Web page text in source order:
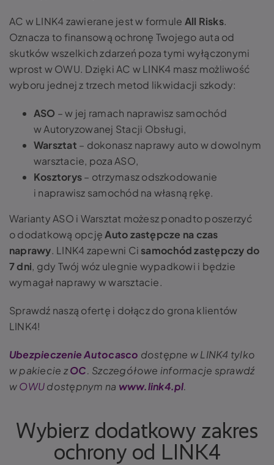
AC w LINK4 zawierane jest w formule All Risks.
Oznacza to finansową ochronę Twojego auta od
skutków wszelkich zdarzeń poza tymi wyłączonymi
wprost w OWU. Dzięki AC w LINK4 masz możliwość
wyboru jednej z trzech metod likwidacji szkody:
ASO – w jej ramach naprawisz samochód
w Autoryzowanej Stacji Obsługi,
Warsztat – dokonasz naprawy auto w dowolnym
warsztacie, poza ASO,
Kosztorys– otrzymasz odszkodowanie
i naprawisz samochód na własną rękę.
Warianty ASO i Warsztat możesz ponadto poszerzyć
o dodatkową opcjęAuto zastępcze na czas
naprawy. LINK4 zapewni Ci samochód zastępczy do
7 dni, gdy Twój wóz ulegnie wypadkowi i będzie
wymagał naprawy w warsztacie.
Sprawdź naszą ofertę i dołącz do grona klientów
LINK4!
Ubezpieczenie Autocasco dostępne w LINK4 tylko
w pakiecie zOC. Szczegółowe informacje sprawdź
wOWUdostępnym na www.link4.pl.
Wybierz dodatkowy zakres
ochrony od LINK4